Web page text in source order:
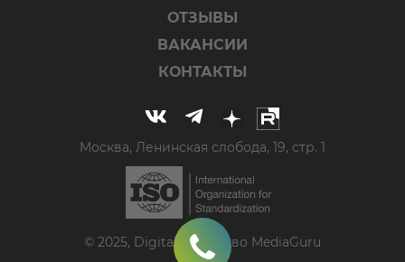
ОТЗЫВЫ
ВАКАНСИИ
КОНТАКТЫ
Москва, Ленинская слобода, 19, стр. 1
© 2025, Digital-агентство MediaGuru